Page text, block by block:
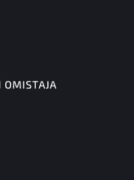
OMISTAJA